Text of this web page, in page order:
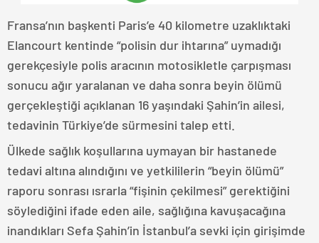
Fransa’nın başkenti Paris’e 40 kilometre uzaklıktaki
Elancourt kentinde “polisin dur ihtarına” uymadığı
gerekçesiyle polis aracının motosikletle çarpışması
sonucu ağır yaralanan ve daha sonra beyin ölümü
gerçekleştiği açıklanan 16 yaşındaki Şahin’in ailesi,
tedavinin Türkiye’de sürmesini talep etti.
Ülkede sağlık koşullarına uymayan bir hastanede
tedavi altına alındığını ve yetkililerin “beyin ölümü”
raporu sonrası ısrarla “fişinin çekilmesi” gerektiğini
söylediğini ifade eden aile, sağlığına kavuşacağına
inandıkları Sefa Şahin’in İstanbul’a sevki için girişimde